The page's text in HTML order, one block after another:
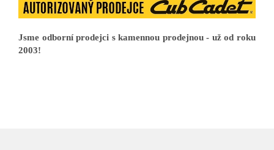
Jsme odborní prodejci s kamennou prodejnou - už od roku
2003!